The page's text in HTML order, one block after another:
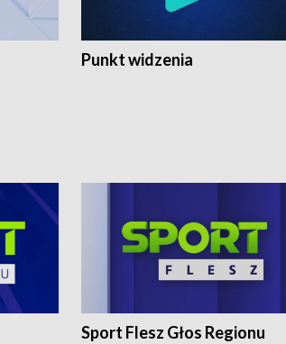
Punkt widzenia
Sport Flesz Głos Regionu